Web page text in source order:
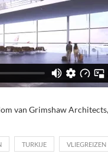
van Grimshaw
TURKIJE VLIEGREIZEN